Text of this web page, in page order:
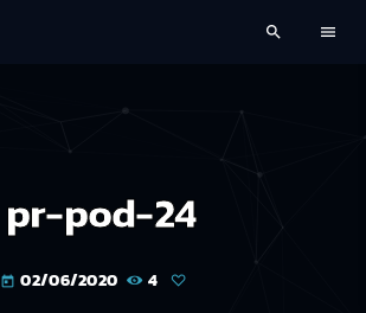
search menu
pr-pod-24
today 02/06/2020 4